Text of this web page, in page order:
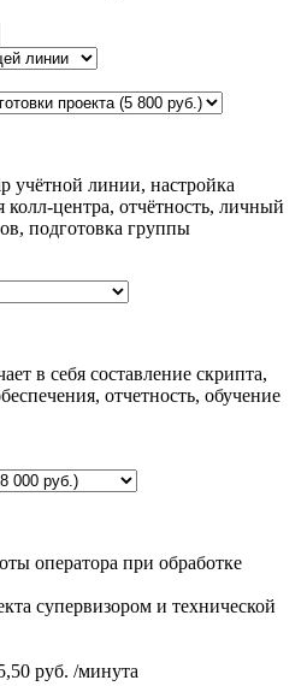
учётной линии, настройка
центра, отчётность, личный
подготовка группы
в себя составление скрипта,
отчетность, обучение
оператора при обработке
супервизором и технической
руб. /минута